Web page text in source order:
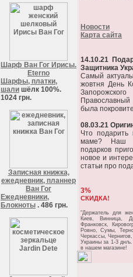
Шарф Ван Гог Ирисы.
Eterno
Шарфы, платки,
шали шёлк 100%.
1024 грн.
Записная книжка,
ежедневник, планнер
Ван Гог
Ежедневники,
Блокноты . 486 грн.
Новости
Карта сайта
14.10.21
Защитника
Самый
жовтня День
была
08.03.21
Что
маме? Наш
подарков
новое и
статьи про
3%
СКИДКА!
"Держатель для
Киев, Винница,
Франковск,
Ровно, Сумы,
Черкассы,
Украины за 1-3 днљ.
в нашем магазине!